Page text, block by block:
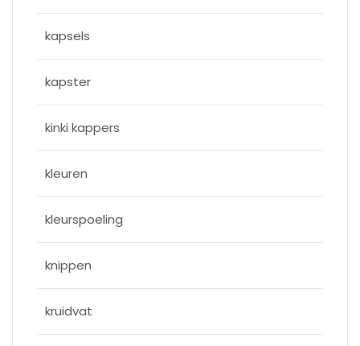
kapsels
kapster
kinki kappers
kleuren
kleurspoeling
knippen
kruidvat